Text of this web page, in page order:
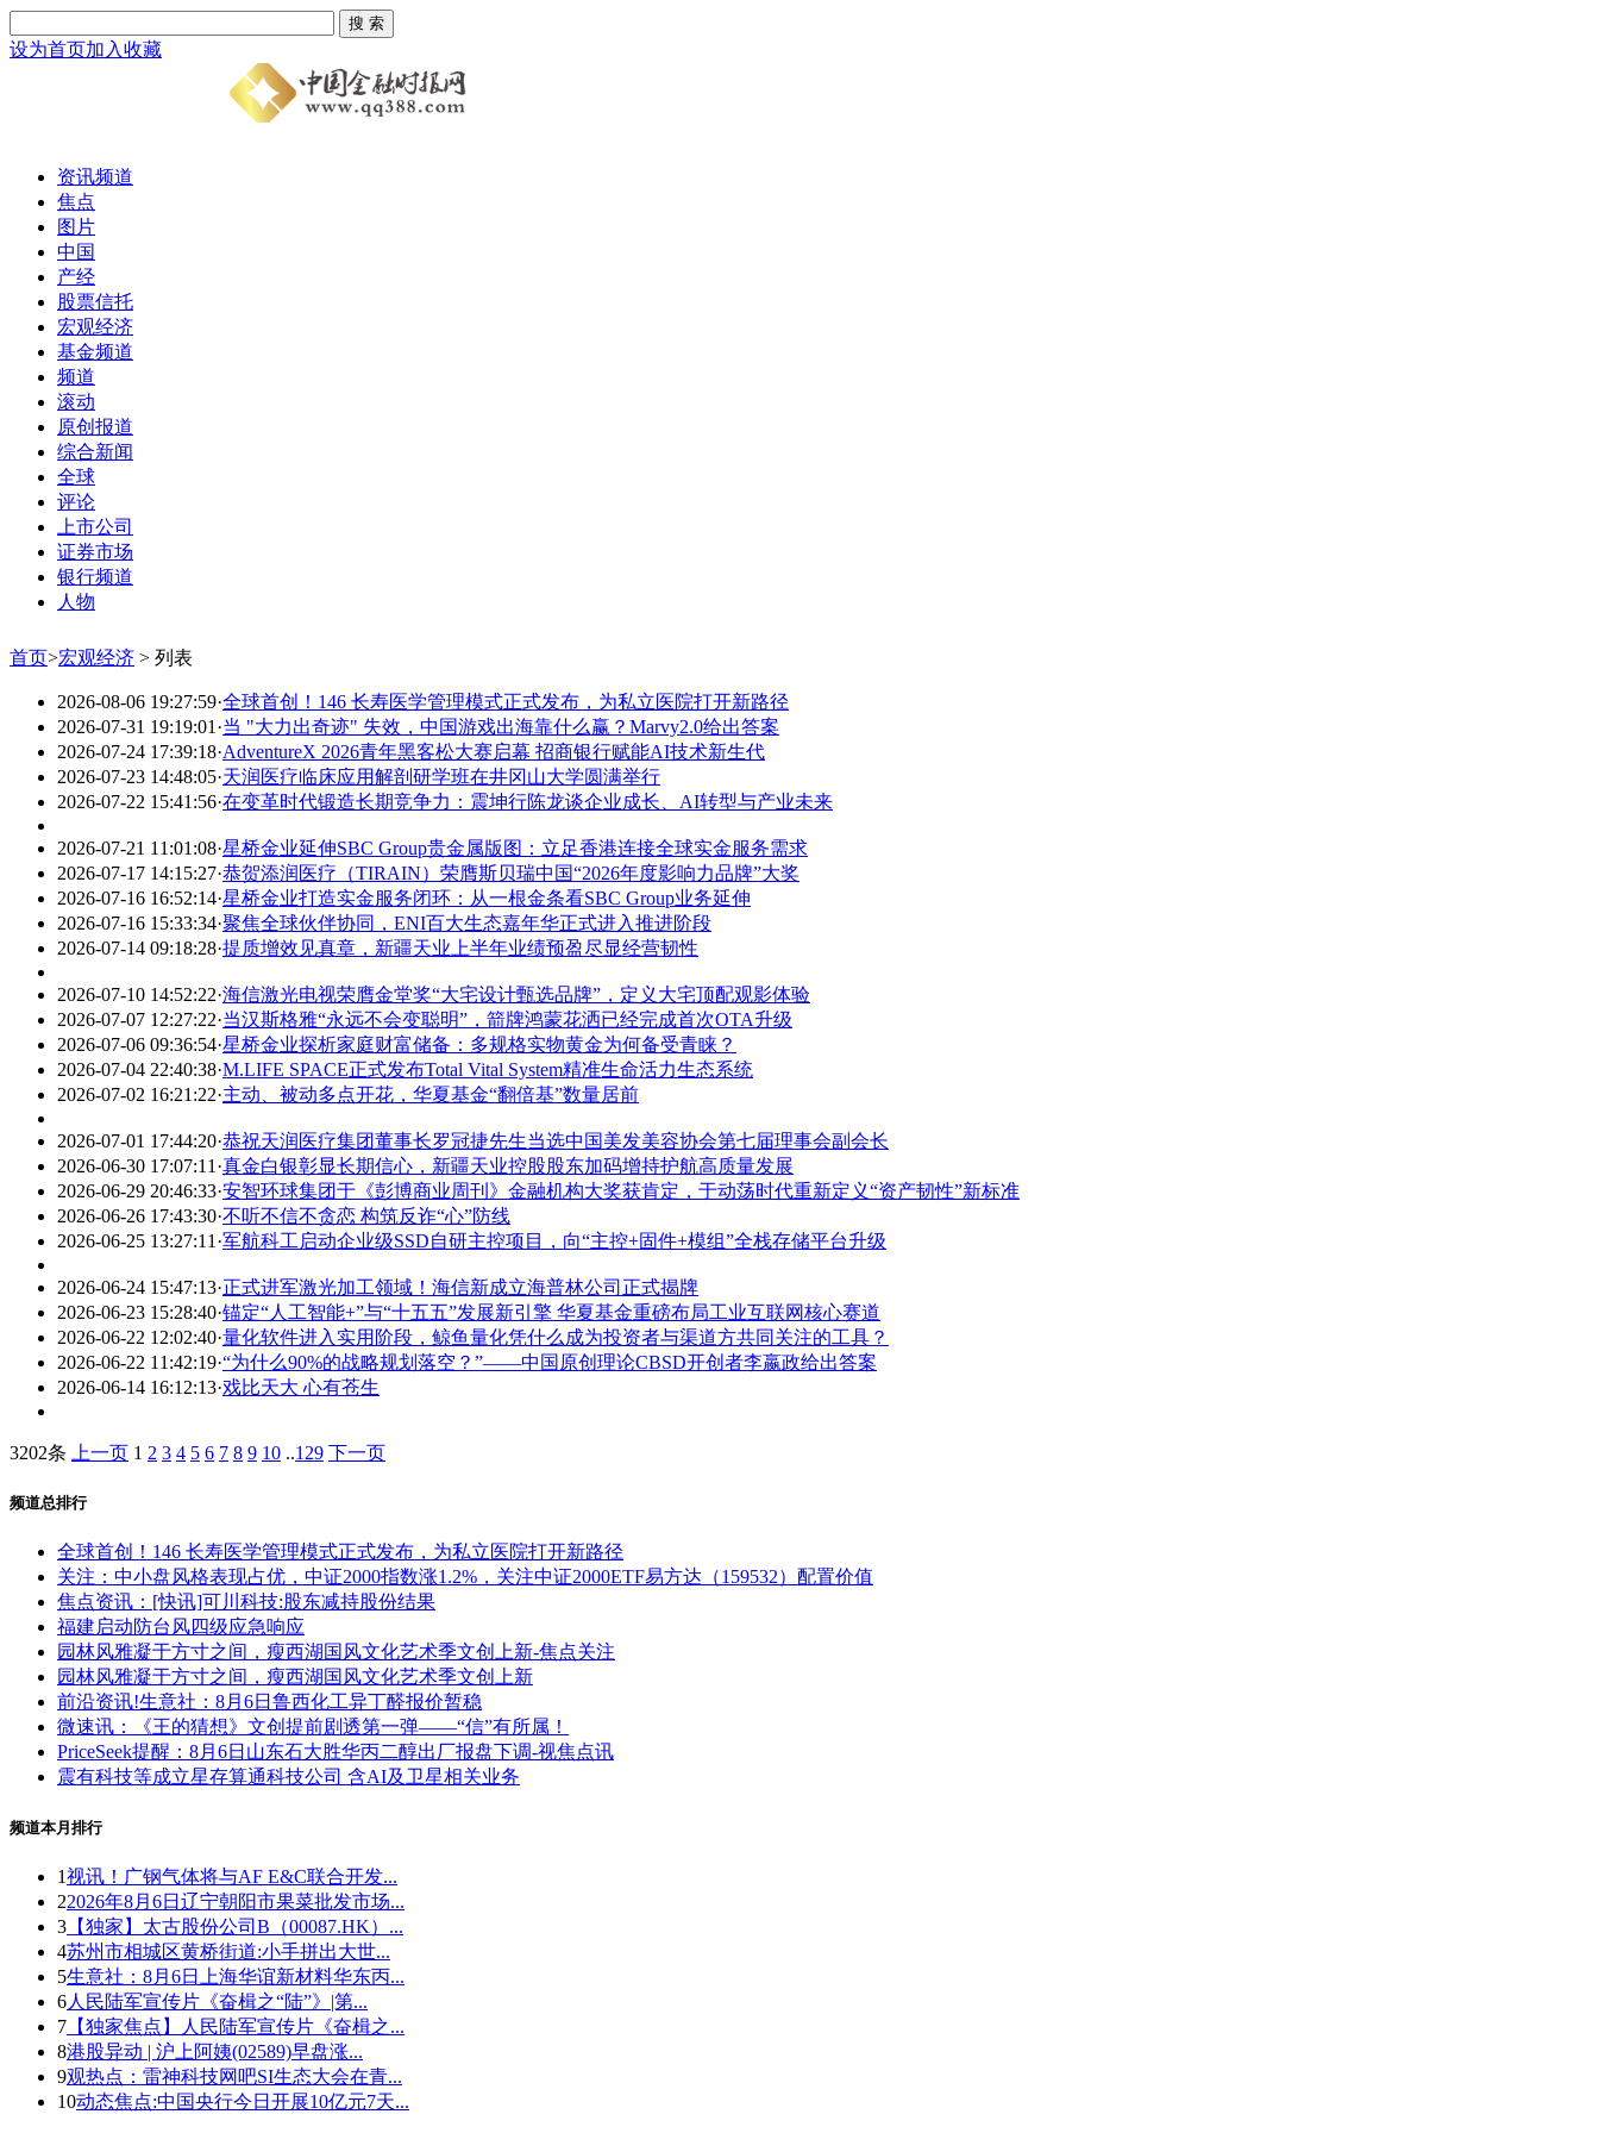
设为首页加入收藏
资讯频道
焦点
图片
中国
产经
股票信托
宏观经济
基金频道
频道
滚动
原创报道
综合新闻
全球
评论
上市公司
证券市场
银行频道
人物
首页>宏观经济 > 列表
2026-08-06 19:27:59·全球首创！146 长寿医学管理模式正式发布，为私立医院打开新路径
2026-07-31 19:19:01 ·当 "大力出奇迹" 失效，中国游戏出海靠什么赢？Marvy2.0给出答案
2026-07-24 17:39:18·AdventureX 2026青年黑客松大赛启幕 招商银行赋能AI技术新生代
2026-07-23 14:48:05·天润医疗临床应用解剖研学班在井冈山大学圆满举行
2026-07-22 15:41:56·在变革时代锻造长期竞争力：震坤行陈龙谈企业成长、AI转型与产业未来
2026-07-21 11:01:08·星桥金业延伸SBC Group贵金属版图：立足香港连接全球实金服务需求
2026-07-17 14:15:27·恭贺添润医疗（TIRAIN）荣膺斯贝瑞中国“2026年度影响力品牌”大奖
2026-07-16 16:52:14·星桥金业打造实金服务闭环：从一根金条看SBC Group业务延伸
2026-07-16 15:33:34·聚焦全球伙伴协同，ENI百大生态嘉年华正式进入推进阶段
2026-07-14 09:18:28·提质增效见真章，新疆天业上半年业绩预盈尽显经营韧性
2026-07-10 14:52:22·海信激光电视荣膺金堂奖“大宅设计甄选品牌”，定义大宅顶配观影体验
2026-07-07 12:27:22·当汉斯格雅“永远不会变聪明”，箭牌鸿蒙花洒已经完成首次OTA升级
2026-07-06 09:36:54·星桥金业探析家庭财富储备：多规格实物黄金为何备受青睐？
2026-07-04 22:40:38·M.LIFE SPACE正式发布Total Vital System精准生命活力生态系统
2026-07-02 16:21:22·主动、被动多点开花，华夏基金“翻倍基”数量居前
2026-07-01 17:44:20·恭祝天润医疗集团董事长罗冠捷先生当选中国美发美容协会第七届理事会副会长
2026-06-30 17:07:11 ·真金白银彰显长期信心，新疆天业控股股东加码增持护航高质量发展
2026-06-29 20:46:33·安智环球集团于《彭博商业周刊》金融机构大奖获肯定，于动荡时代重新定义“资产韧性”新标准
2026-06-26 17:43:30·不听不信不贪恋 构筑反诈“心”防线
2026-06-25 13:27:11 ·军航科工启动企业级SSD自研主控项目，向“主控+固件+模组”全栈存储平台升级
2026-06-24 15:47:13·正式进军激光加工领域！海信新成立海普林公司正式揭牌
2026-06-23 15:28:40·锚定“人工智能+”与“十五五”发展新引擎 华夏基金重磅布局工业互联网核心赛道
2026-06-22 12:02:40·量化软件进入实用阶段，鲸鱼量化凭什么成为投资者与渠道方共同关注的工具？
2026-06-22 11:42:19·“为什么90%的战略规划落空？”——中国原创理论CBSD开创者李嬴政给出答案
2026-06-14 16:12:13·戏比天大 心有苍生
3202条 上一页 1 2 3 4 5 6 7 8 9 10 ..129 下一页
频道总排行
全球首创！146 长寿医学管理模式正式发布，为私立医院打开新路径
关注：中小盘风格表现占优，中证2000指数涨1.2%，关注中证2000ETF易方达（159532）配置价值
焦点资讯：[快讯]可川科技:股东减持股份结果
福建启动防台风四级应急响应
园林风雅凝于方寸之间，瘦西湖国风文化艺术季文创上新-焦点关注
园林风雅凝于方寸之间，瘦西湖国风文化艺术季文创上新
前沿资讯!生意社：8月6日鲁西化工异丁醛报价暂稳
微速讯：《王的猜想》文创提前剧透第一弹——“信”有所属！
PriceSeek提醒：8月6日山东石大胜华丙二醇出厂报盘下调-视焦点讯
震有科技等成立星存算通科技公司 含AI及卫星相关业务
频道本月排行
1视讯！广钢气体将与AF E&C联合开发...
22026年8月6日辽宁朝阳市果菜批发市场...
3 【独家】太古股份公司B（00087.HK）...
4苏州市相城区黄桥街道:小手拼出大世...
5生意社：8月6日上海华谊新材料华东丙...
6人民陆军宣传片《奋楫之“陆”》|第...
7 【独家焦点】人民陆军宣传片《奋楫之...
8港股异动 | 沪上阿姨(02589)早盘涨...
9观热点：雷神科技网吧SI生态大会在青...
10动态焦点:中国央行今日开展10亿元7天...